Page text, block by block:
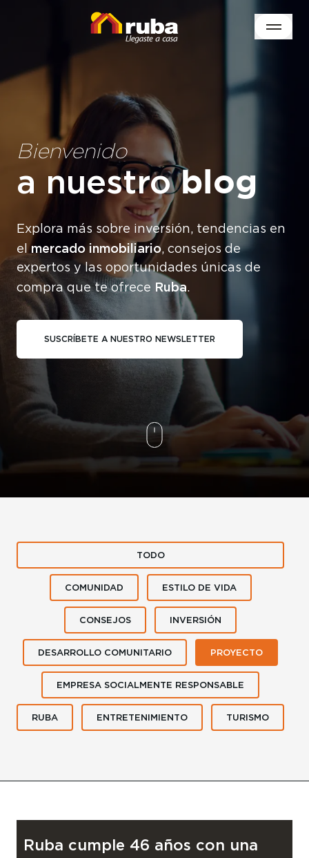
Bienvenido
a nuestroblog
Explora más sobre inversión, tendencias en
elmercado inmobiliario, consejos de
expertos y las oportunidades únicas de
compra que te ofrece Ruba.
SUSCRÍBETE A NUESTRO NEWSLETTER
TODO
COMUNIDAD ESTILO DE VIDA
CONSEJOS INVERSIÓN
DESARROLLO COMUNITARIO PROYECTO
EMPRESA SOCIALMENTE RESPONSABLE
RUBA ENTRETENIMIENTO TURISMO
PROYECTO
Ruba cumple 46 años con una